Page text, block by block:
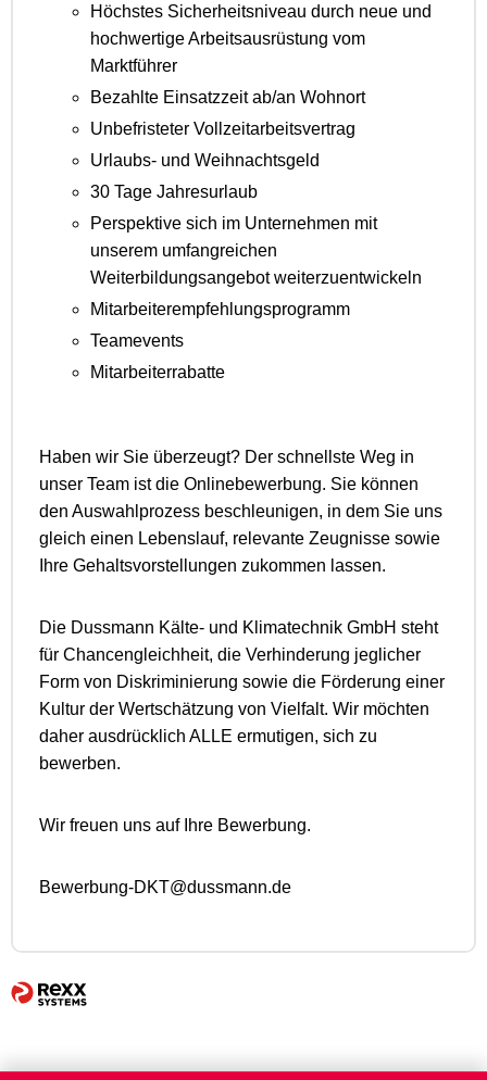
Höchstes Sicherheitsniveau durch neue und
hochwertige Arbeitsausrüstung vom
Marktführer
Bezahlte Einsatzzeit ab/an Wohnort
Unbefristeter Vollzeitarbeitsvertrag
Urlaubs- und Weihnachtsgeld
30 Tage Jahresurlaub
Perspektive sich im Unternehmen mit
unserem umfangreichen
Weiterbildungsangebot weiterzuentwickeln
Mitarbeiterempfehlungsprogramm
Teamevents
Mitarbeiterrabatte
Haben wir Sie überzeugt? Der schnellste Weg in
unser Team ist die Onlinebewerbung. Sie können
den Auswahlprozess beschleunigen, in dem Sie uns
gleich einen Lebenslauf, relevante Zeugnisse sowie
Ihre Gehaltsvorstellungen zukommen lassen.
Die Dussmann Kälte- und Klimatechnik GmbH steht
für Chancengleichheit, die Verhinderung jeglicher
Form von Diskriminierung sowie die Förderung einer
Kultur der Wertschätzung von Vielfalt. Wir möchten
daher ausdrücklich ALLE ermutigen, sich zu
bewerben.
Wir freuen uns auf Ihre Bewerbung.
Bewerbung-DKT@dussmann.de